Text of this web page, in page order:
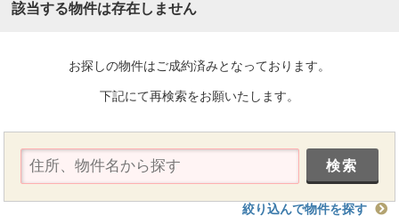
該当する物件は存在しません
お探しの物件はご成約済みとなっております。
下記にて再検索をお願いたします。
絞り込んで物件を探す